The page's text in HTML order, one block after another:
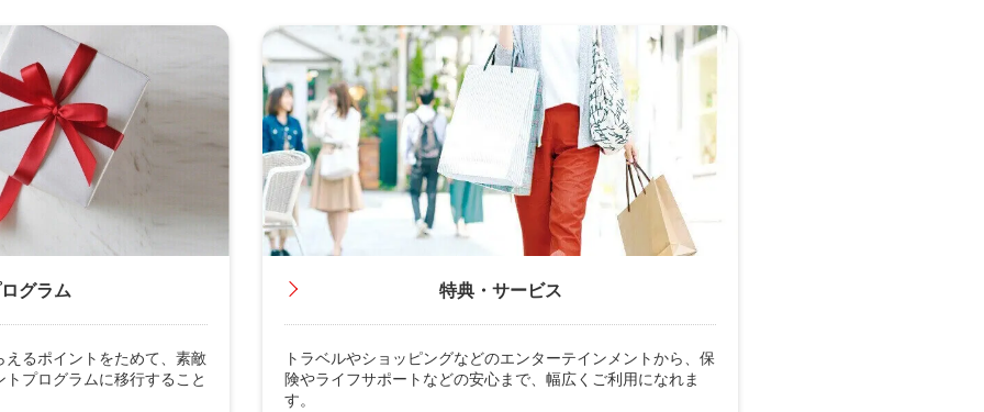
グラム
るポイントをためて、素敵
プログラムに移行すること
特典・サービス
トラベルやショッピングなどのエンターテインメントから、保
険やライフサポートなどの安心まで、幅広くご利用になれま
す。